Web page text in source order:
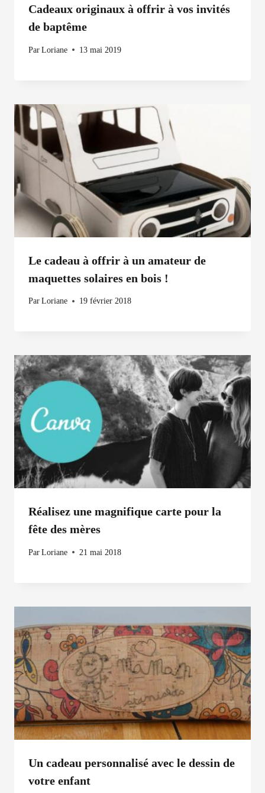
Cadeaux originaux à offrir à vos invités
de baptême
Par Loriane 13 mai 2019
Le cadeau à offrir à un amateur de
maquettes solaires en bois !
Par Loriane 19 février 2018
Réalisez une magnifique carte pour la
fête des mères
Par Loriane 21 mai 2018
Un cadeau personnalisé avec le dessin de
votre enfant